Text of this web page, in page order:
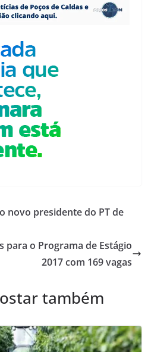
novo presidente do PT de
para o Programa de Estágio
2017 com 169 vagas
também